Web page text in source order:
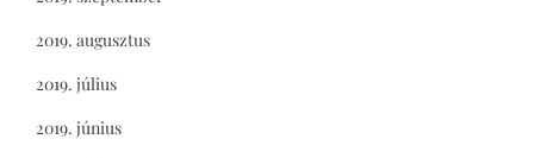
2019. augusztus
2019. július
2019. június